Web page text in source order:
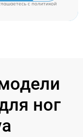
c политикой
ног